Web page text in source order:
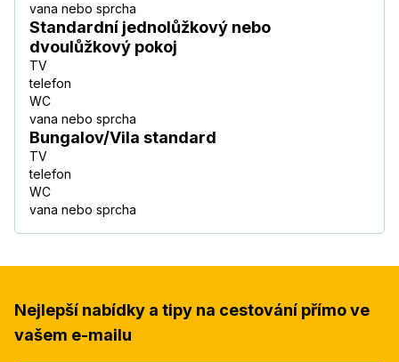
vana nebo sprcha
Standardní jednolůžkový nebo
dvoulůžkový pokoj
TV
telefon
WC
vana nebo sprcha
Bungalov/Vila standard
TV
telefon
WC
vana nebo sprcha
Nejlepší nabídky a tipy na cestování přímo ve
vašem e-mailu